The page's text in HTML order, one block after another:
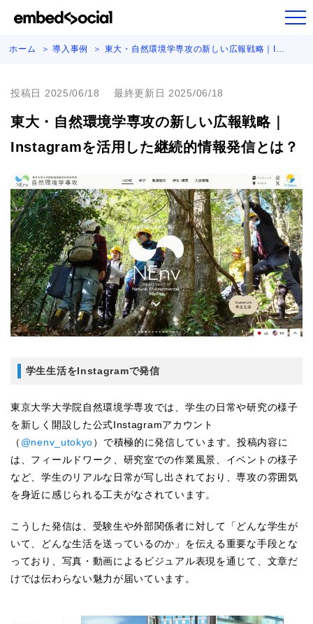
ホーム 導入事例 東大・自然環境学専攻の新しい広報戦略｜I…
投稿日 2025/06/18 最終更新日 2025/06/18
東大・自然環境学専攻の新しい広報戦略｜
Instagramを活用した継続的情報発信とは？
学生生活をInstagramで発信
東京大学大学院自然環境学専攻では、学生の日常や研究の様子
を新しく開設した公式Instagramアカウント
（ @nenv_utokyo）で積極的に発信しています。投稿内容に
は、フィールドワーク、研究室での作業風景、イベントの様子
など、学生のリアルな日常が写し出されており、専攻の雰囲気
を身近に感じられる工夫がなされています。
こうした発信は、受験生や外部関係者に対して「どんな学生が
いて、どんな生活を送っているのか」を伝える重要な手段とな
っており、写真・動画によるビジュアル表現を通じて、文章だ
けでは伝わらない魅力が届いています。